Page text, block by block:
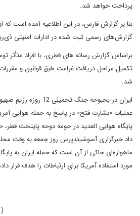
پرداخت خواهد شد.
بنا بر گزارش فارس، در این اطلاعیه آمده است که
گزارش‌های رسمی ثبت شده در ادارات امنیتی
براساس گزارش رسانه های قطری، با افراد
تکمیل مراحل دریافت غرامت طبق قوانین و
شد.
عملیات «بشارت فتح» در پاسخ به حمله هوایی
پایگاه هوایی العدید در حومه دوحه پایتخت
داد.خبرگزاری آسوشیتدپرس روز جمعه به وقت
ماهواره‌ای حاکی از آن است که حمله ایران به
مورد استفاده آمریکا برای ارتباطات را هدف قرار